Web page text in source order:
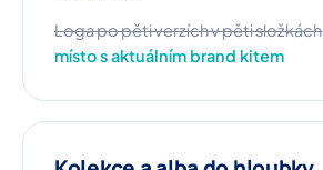
Loga po pěti verzích v pěti složkách
místo s aktuálním brand kitem